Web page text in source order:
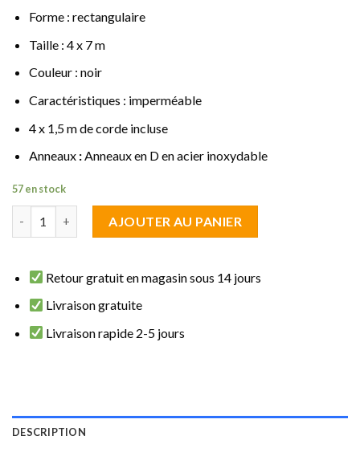
Forme : rectangulaire
Taille : 4 x 7 m
Couleur : noir
Caractéristiques : imperméable
4 x 1,5 m de corde incluse
Anneaux:Anneaux en D en acier inoxydable
57 en stock
AJOUTER AU PANIER
Retour gratuit en magasin sous 14 jours
Livraison gratuite
Livraison rapide 2-5 jours
DESCRIPTION